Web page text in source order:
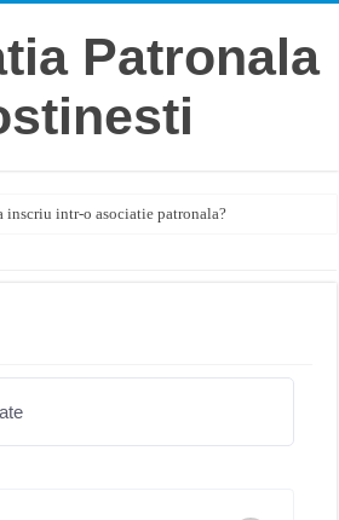
inscriu intr-o asociatie patronala?